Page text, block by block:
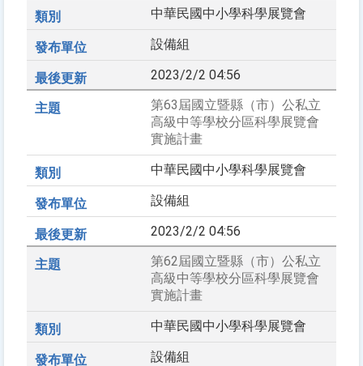
中華民國中小學科學展覽會
設備組
2023/2/2 04:56
第63屆國立暨縣（市）公私立
高級中等學校分區科學展覽會
實施計畫
中華民國中小學科學展覽會
設備組
2023/2/2 04:56
第62屆國立暨縣（市）公私立
高級中等學校分區科學展覽會
實施計畫
中華民國中小學科學展覽會
設備組